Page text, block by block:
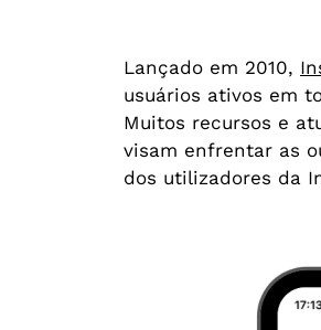
Lançado em 2010,
usuários ativos em
Muitos recursos e
visam enfrentar as
dos utilizadores da